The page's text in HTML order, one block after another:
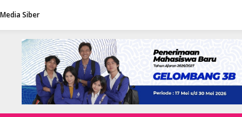
Siber